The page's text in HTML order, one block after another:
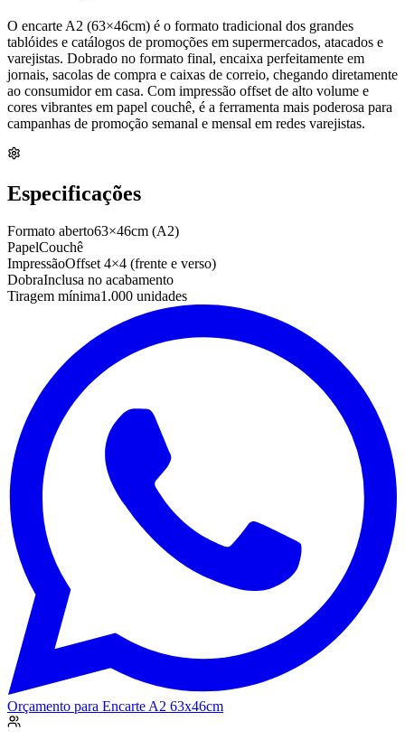
O encarte A2 (63×46cm) é o formato tradicional dos grandes
tablóides e catálogos de promoções em supermercados, atacados e
varejistas. Dobrado no formato final, encaixa perfeitamente em
jornais, sacolas de compra e caixas de correio, chegando diretamente
ao consumidor em casa. Com impressão offset de alto volume e
cores vibrantes em papel couchê, é a ferramenta mais poderosa para
campanhas de promoção semanal e mensal em redes varejistas.
Especificações
Formato aberto63×46cm (A2)
PapelCouchê
ImpressãoOffset 4×4 (frente e verso)
DobraInclusa no acabamento
Tiragem mínima1.000 unidades
Orçamento para Encarte A2 63x46cm